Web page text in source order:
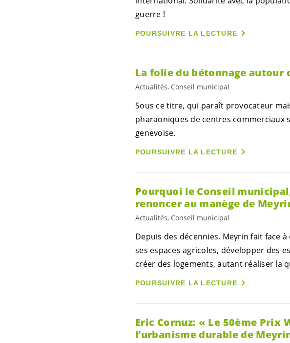
guerre !
POURSUIVRE LA LECTURE
La folie du bétonnage autour
Actualités, Conseil municipal
Sous ce titre, qui paraît provocateur
pharaoniques de centres
genevoise.
POURSUIVRE LA LECTURE
Pourquoi le Conseil
renoncer au manège de
Actualités, Conseil municipal
Depuis des décennies, Meyrin fait face
ses espaces agricoles, développer des
créer des logements, autant réaliser la
POURSUIVRE LA LECTURE
Eric Cornuz: « Le 50ème Prix
l’urbanisme durable de